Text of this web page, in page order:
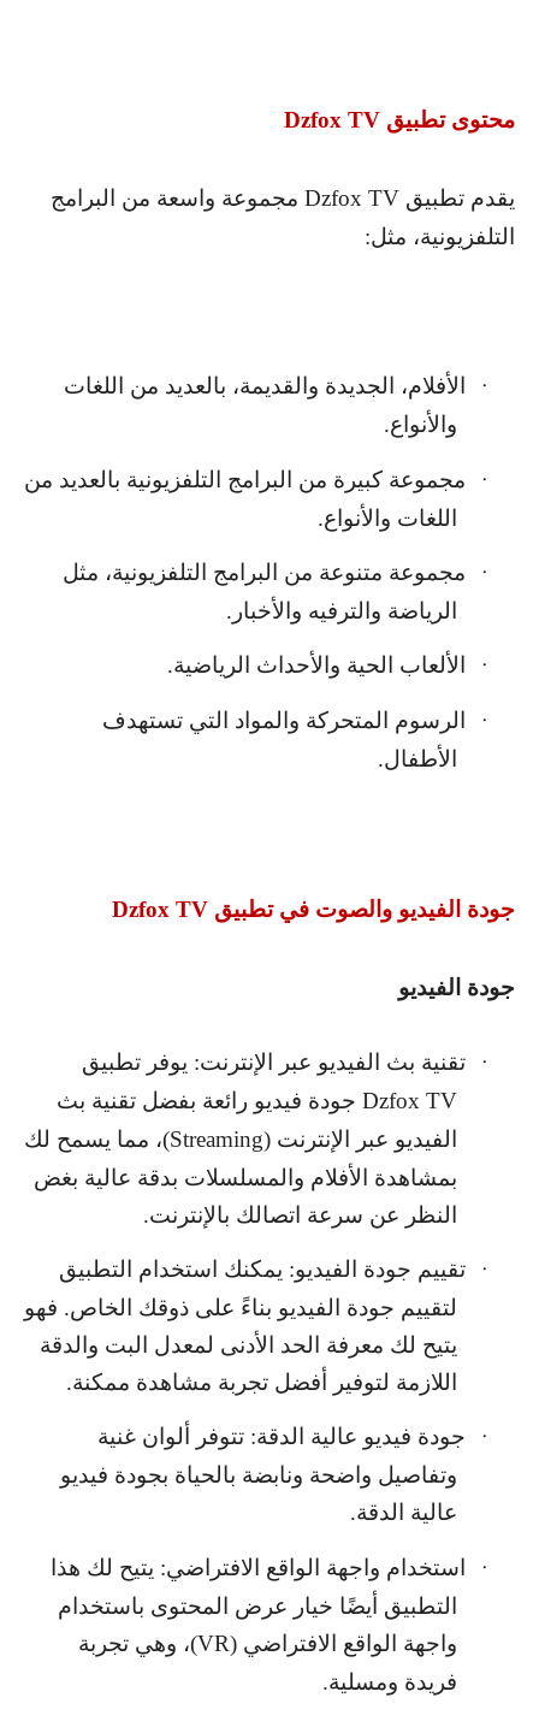
محتوى تطبيق Dzfox TV
يقدم تطبيق Dzfox TV مجموعة واسعة من البرامج
التلفزيونية، مثل:
·
الأفلام، الجديدة والقديمة، بالعديد من اللغات
والأنواع.
·
مجموعة كبيرة من البرامج التلفزيونية بالعديد من
اللغات والأنواع.
·
مجموعة متنوعة من البرامج التلفزيونية، مثل
الرياضة والترفيه والأخبار.
· الألعاب الحية والأحداث الرياضية.
·
الرسوم المتحركة والمواد التي تستهدف
الأطفال.
جودة الفيديو والصوت في تطبيق Dzfox TV
جودة الفيديو
·
تقنية بث الفيديو عبر الإنترنت: يوفر تطبيق
Dzfox TV جودة فيديو رائعة بفضل تقنية بث
الفيديو عبر الإنترنت (Streaming)، مما يسمح لك
بمشاهدة الأفلام والمسلسلات بدقة عالية بغض
النظر عن سرعة اتصالك بالإنترنت.
·
تقييم جودة الفيديو: يمكنك استخدام التطبيق
لتقييم جودة الفيديو بناءً على ذوقك الخاص. فهو
يتيح لك معرفة الحد الأدنى لمعدل البت والدقة
اللازمة لتوفير أفضل تجربة مشاهدة ممكنة.
·
جودة فيديو عالية الدقة: تتوفر ألوان غنية
وتفاصيل واضحة ونابضة بالحياة بجودة فيديو
عالية الدقة.
·
استخدام واجهة الواقع الافتراضي: يتيح لك هذا
التطبيق أيضًا خيار عرض المحتوى باستخدام
واجهة الواقع الافتراضي (VR)، وهي تجربة
فريدة ومسلية.